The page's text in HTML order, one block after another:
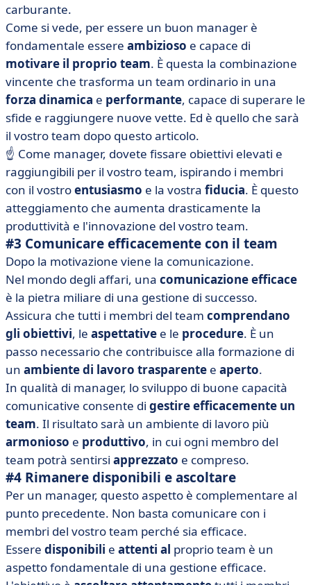
carburante.
Come si vede, per essere un buon manager è
fondamentale essere ambizioso e capace di
motivare il proprio team. È questa la combinazione
vincente che trasforma un team ordinario in una
forza dinamica e performante, capace di superare le
sfide e raggiungere nuove vette. Ed è quello che sarà
il vostro team dopo questo articolo.
☝️ Come manager, dovete fissare obiettivi elevati e
raggiungibili per il vostro team, ispirando i membri
con il vostroentusiasmo e la vostra fiducia. È questo
atteggiamento che aumenta drasticamente la
produttività e l'innovazione del vostro team.
#3 Comunicare efficacemente con il team
Dopo la motivazione viene la comunicazione.
Nel mondo degli affari, una comunicazione efficace
è la pietra miliare di una gestione di successo.
Assicura che tutti i membri del team comprendano
gli obiettivi, le aspettative e le procedure. È un
passo necessario che contribuisce alla formazione di
un ambiente di lavoro trasparente e aperto.
In qualità di manager, lo sviluppo di buone capacità
comunicative consente di gestire efficacemente un
team. Il risultato sarà un ambiente di lavoro più
armonioso e produttivo, in cui ogni membro del
team potrà sentirsi apprezzato e compreso.
#4 Rimanere disponibili e ascoltare
Per un manager, questo aspetto è complementare al
punto precedente. Non basta comunicare con i
membri del vostro team perché sia efficace.
Essere disponibili e attenti al proprio team è un
aspetto fondamentale di una gestione efficace.